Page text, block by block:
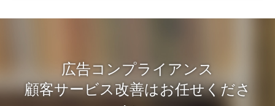
広告コンプライアンス
顧客サービス改善はお任せくださ